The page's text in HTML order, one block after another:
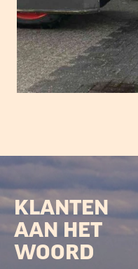
KLANTEN
AAN HET
WOORD